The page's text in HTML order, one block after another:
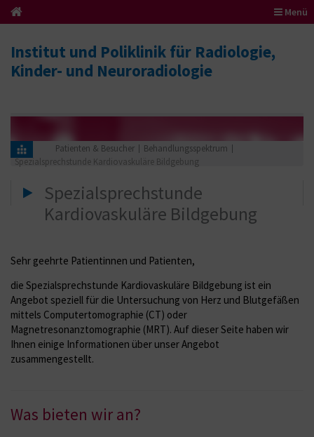
Menü
Institut und Poliklinik für Radiologie,
Kinder- und Neuroradiologie
Patienten & Besucher
Behandlungsspektrum
Spezialsprechstunde Kardiovaskuläre Bildgebung
Spezialsprechstunde
Kardiovaskuläre Bildgebung
Sehr geehrte Patientinnen und Patienten,
die Spezialsprechstunde Kardiovaskuläre Bildgebung ist ein
Angebot speziell für die Untersuchung von Herz und Blutgefäßen
mittels Computertomographie (CT) oder
Magnetresonanztomographie (MRT). Auf dieser Seite haben wir
Ihnen einige Informationen über unser Angebot
zusammengestellt.
Was bieten wir an?